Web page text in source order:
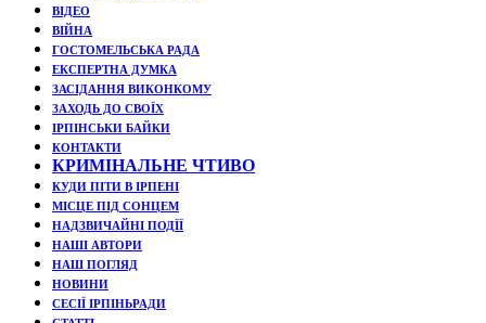
ВІДЕО
ВІЙНА
ГОСТОМЕЛЬСЬКА РАДА
ЕКСПЕРТНА ДУМКА
ЗАСІДАННЯ ВИКОНКОМУ
ЗАХОДЬ ДО СВОЇХ
ІРПІНСЬКИ БАЙКИ
КОНТАКТИ
КРИМІНАЛЬНЕ ЧТИВО
КУДИ ПІТИ В ІРПЕНІ
МІСЦЕ ПІД СОНЦЕМ
НАДЗВИЧАЙНІ ПОДЇЇ
НАШІ АВТОРИ
НАШ ПОГЛЯД
НОВИНИ
СЕСІЇ ІРПІНЬРАДИ